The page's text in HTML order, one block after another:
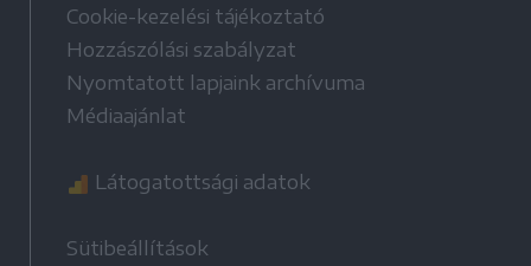
Cookie-kezelési tájékoztató
Hozzászólási szabályzat
Nyomtatott lapjaink archívuma
Médiaajánlat
Látogatottsági adatok
Sütibeállítások